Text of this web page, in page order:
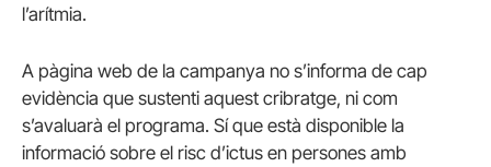
l’arítmia.
A pàgina web de la campanya no s’informa de cap
evidència que sustenti aquest cribratge, ni com
s’avaluarà el programa. Sí que està disponible la
informació sobre el risc d’ictus en persones amb